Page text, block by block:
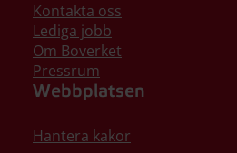
Kontakta oss
Lediga jobb
Om Boverket
Pressrum
Webbplatsen
Hantera kakor